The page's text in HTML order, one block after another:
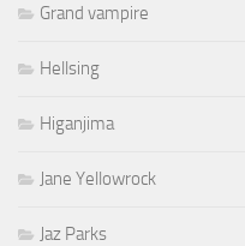
Grand vampire
Hellsing
Higanjima
Jane Yellowrock
Jaz Parks